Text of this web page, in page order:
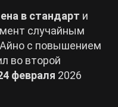
в стандарт и
случайным
с повышением
во второй
февраля 2026